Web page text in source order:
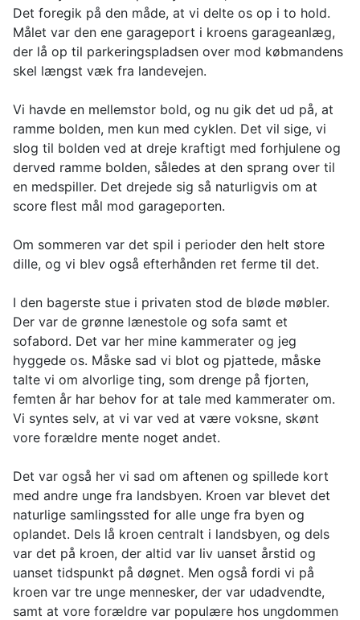
Det foregik på den måde, at vi delte os op i to hold.
Målet var den ene garageport i kroens garageanlæg,
der lå op til parkeringspladsen over mod købmandens
skel længst væk fra landevejen.
Vi havde en mellemstor bold, og nu gik det ud på, at
ramme bolden, men kun med cyklen. Det vil sige, vi
slog til bolden ved at dreje kraftigt med forhjulene og
derved ramme bolden, således at den sprang over til
en medspiller. Det drejede sig så naturligvis om at
score flest mål mod garageporten.
Om sommeren var det spil i perioder den helt store
dille, og vi blev også efterhånden ret ferme til det.
I den bagerste stue i privaten stod de bløde møbler.
Der var de grønne lænestole og sofa samt et
sofabord. Det var her mine kammerater og jeg
hyggede os. Måske sad vi blot og pjattede, måske
talte vi om alvorlige ting, som drenge på fjorten,
femten år har behov for at tale med kammerater om.
Vi syntes selv, at vi var ved at være voksne, skønt
vore forældre mente noget andet.
Det var også her vi sad om aftenen og spillede kort
med andre unge fra landsbyen. Kroen var blevet det
naturlige samlingssted for alle unge fra byen og
oplandet. Dels lå kroen centralt i landsbyen, og dels
var det på kroen, der altid var liv uanset årstid og
uanset tidspunkt på døgnet. Men også fordi vi på
kroen var tre unge mennesker, der var udadvendte,
samt at vore forældre var populære hos ungdommen